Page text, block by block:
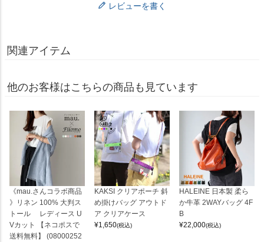
レビューを書く
関連アイテム
他のお客様はこちらの商品も見ています
《mau.さんコラボ商品
》リネン 100% 大判ス
トール レディース U
Vカット 【ネコポスで
送料無料】 (08000252
KAKSI クリアポーチ 斜
め掛けバッグ アウトド
ア クリアケース
¥1,650(税込)
HALEINE 日本製 柔ら
か牛革 2WAYバッグ 4F
B
¥22,000(税込)